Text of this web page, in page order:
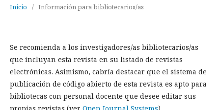
Inicio / Información para bibliotecarios/as
Se recomienda a los investigadores/as bibliotecarios/as
que incluyan esta revista en su listado de revistas
electrónicas. Asimismo, cabría destacar que el sistema de
publicación de código abierto de esta revista es apto para
bibliotecas con personal docente que desee editar sus